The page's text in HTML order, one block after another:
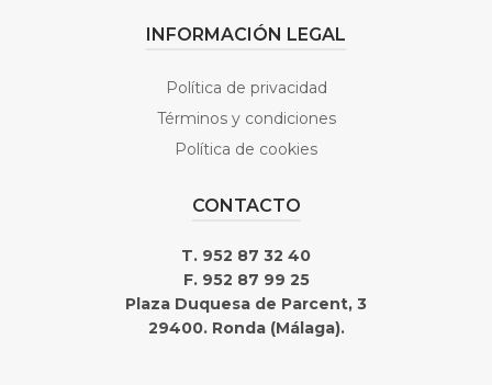
INFORMACIÓN LEGAL
Política de privacidad
Términos y condiciones
Política de cookies
CONTACTO
T. 952 87 32 40
F. 952 87 99 25
Plaza Duquesa de Parcent, 3
29400. Ronda (Málaga).